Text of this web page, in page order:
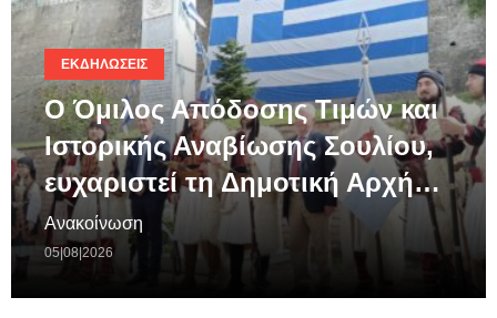
ΕΚΔΗΛΏΣΕΙΣ
Ο Όμιλος Απόδοσης Τιμών και
Ιστορικής Αναβίωσης Σουλίου,
ευχαριστεί τη Δημοτική Αρχή…
Ανακοίνωση
05|08|2026